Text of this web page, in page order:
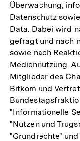
Überwachung,
Datenschutz
Data. Dabei wird
gefragt und nach
sowie nach
Mediennutzung.
Mitglieder des
Bitkom und
"Informationelle
"Nutzen und
"Grundrechte"